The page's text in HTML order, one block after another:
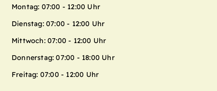
Montag: 07:00 - 12:00 Uhr
Dienstag: 07:00 - 12:00 Uhr
Mittwoch: 07:00 - 12:00 Uhr
Donnerstag: 07:00 - 18:00 Uhr
Freitag: 07:00 - 12:00 Uhr